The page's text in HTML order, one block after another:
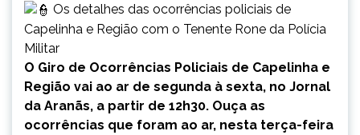
Os detalhes das ocorrências policiais de
Capelinha e Região com o Tenente Rone da Polícia
Militar
O Giro de Ocorrências Policiais de Capelinha e
Região vai ao ar de segunda à sexta, no Jornal
da Aranãs, a partir de 12h30. Ouça as
ocorrências que foram ao ar, nesta terça-feira